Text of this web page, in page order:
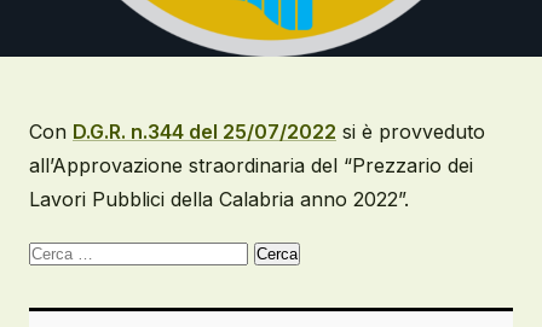
Con D.G.R. n.344 del 25/07/2022 si è provveduto
all’Approvazione straordinaria del “Prezzario dei
Lavori Pubblici della Calabria anno 2022”.
Ricerca